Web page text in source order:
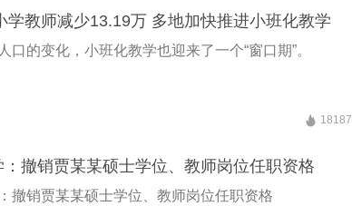
学教师减少13.19万 多地加快推进小班化教学
口的变化，小班化教学也迎来了一个“窗口期”。
18187
：撤销贾某某硕士学位、教师岗位任职资格
撤销贾某某硕士学位、教师岗位任职资格